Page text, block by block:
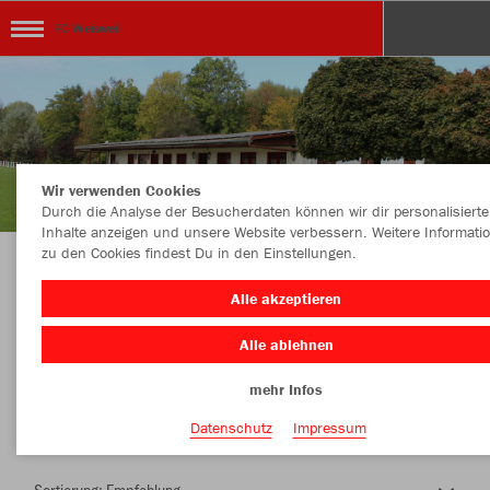
FC Weisweil
Herzlich Willkommen im Teamshop FC
Weisweil
Wir verwenden Cookies
Durch die Analyse der Besucherdaten können wir dir personalisierte
Inhalte anzeigen und unsere Website verbessern. Weitere
zu den Cookies findest Du in den Einstellungen.
Alle akzeptieren
Alle ablehnen
mehr Infos
Datenschutz
Impressum